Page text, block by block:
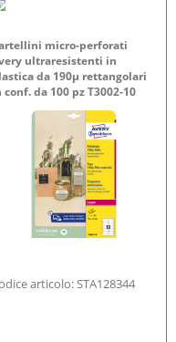
micro-perforati
ultraresistenti in
da 190µ rettangolari
conf. da 100 pz T3002-10
articolo: STA128344